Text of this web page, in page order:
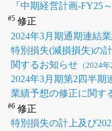
『中期経営計画-FY25
#5 修正
2024年3月期通期連結
特別損失(減損損失)の
関するお知らせ （2024
2024年3月期第2四半
業績予想の修正に関す
#6 修正
特別損失の計上及び